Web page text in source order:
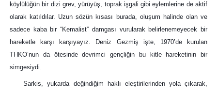
köylülüğün bir dizi grev, yürüyüş, toprak işgali gibi eylemlerine de aktif
olarak katıldılar. Uzun sözün kısası burada, oluşum halinde olan ve
sadece kaba bir “Kemalist” damgası vurularak belirlenemeyecek bir
hareketle karşı karşıyayız. Deniz Gezmiş işte, 1970’de kurulan
THKO’nun da ötesinde devrimci gençliğin bu kitle hareketinin bir
simgesiydi.
Sarkis, yukarda değindiğim haklı eleştirilerinden yola çıkarak,